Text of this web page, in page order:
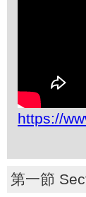
https://
第一節